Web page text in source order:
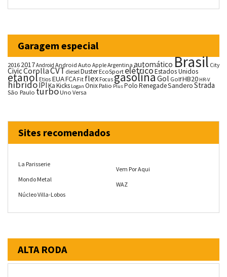
Garagem especial
20162017Android Android Auto AppleArgentina automáticoBrasil City
CivicCorollaCVTdieselDusterEcoSportelétricoEstados Unidos
etanol Etios EUAFCA Fit flex FocusgasolinaGol GolfHB20 HR-V
híbridoIPIKaKicks Logan OnixPalio PlusPoloRenegadeSanderoStrada
São Paulo turboUno Versa
Sites recomendados
La Parisserie
Mondo Metal
Núcleo Villa-Lobos
Vem Por Aqui
WAZ
ALTA RODA